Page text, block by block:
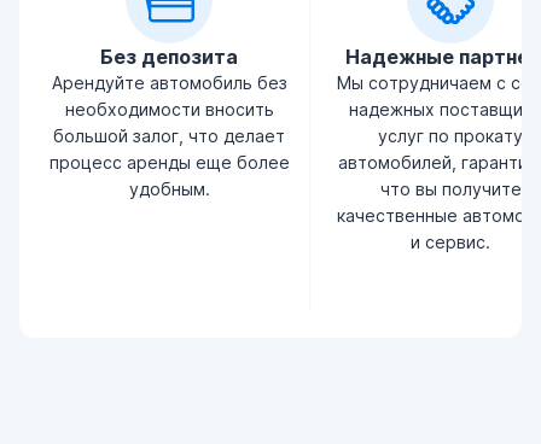
Без депозита
Арендуйте автомобиль без
необходимости вносить
большой залог, что делает
процесс аренды еще более
удобным.
Надежные
Мы сотрудничаем с
надежных
услуг по прокату
автомобилей,
что вы получите
качественные
и сервис.